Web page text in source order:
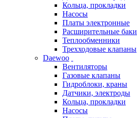
Кольца, прокладки
Насосы
Платы электронные
Расширительные баки
Теплообменники
Трехходовые клапаны
Daewoo
Вентиляторы
Газовые клапаны
Гидроблоки, краны
Датчики, электроды
Кольца, прокладки
Насосы